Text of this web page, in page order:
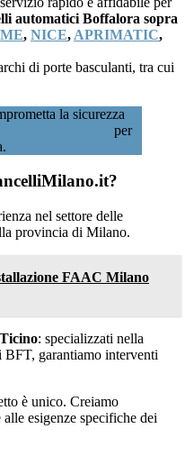
automatici Boffalora sopra
, NICE, APRIMATIC,
di porte basculanti, tra cui
la sicurezza
per
nel settore delle
provincia di Milano.
FAAC Milano
: specializzati nella
BFT, garantiamo interventi
è unico. Creiamo
esigenze specifiche dei